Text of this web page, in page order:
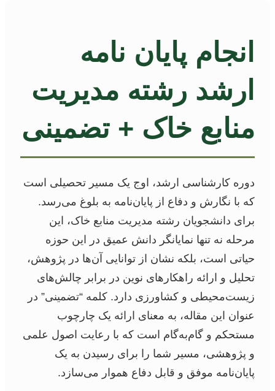
انجام پایان نامه
ارشد رشته مدیریت
منابع خاک + تضمینی
دوره کارشناسی ارشد، اوج یک مسیر تحصیلی است
که با نگارش و دفاع از پایان‌نامه به بلوغ می‌رسد.
برای دانشجویان رشته مدیریت منابع خاک، این
مرحله نه تنها نمایانگر دانش عمیق در این حوزه
حیاتی است، بلکه نشان از توانایی آن‌ها در پژوهش،
تحلیل و ارائه راهکارهای نوین در برابر چالش‌های
زیست‌محیطی و کشاورزی دارد. کلمه “تضمینی” در
عنوان این مقاله، به معنای ارائه یک چارچوب
مستحکم و گام‌به‌گام است که با رعایت اصول علمی
و پژوهشی، مسیر شما را برای رسیدن به یک
پایان‌نامه موفق و قابل دفاع هموار می‌سازد.